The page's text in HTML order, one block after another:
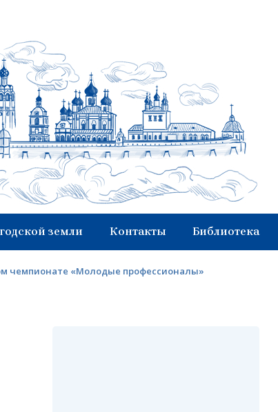
земли Контакты Библиотека
чемпионате «Молодые профессионалы»